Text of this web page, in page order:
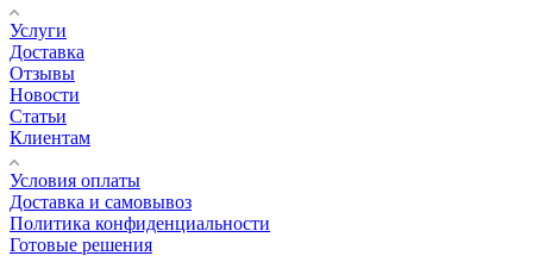
Услуги
Доставка
Отзывы
Новости
Статьи
Клиентам
Условия оплаты
Доставка и самовывоз
Политика конфиденциальности
Готовые решения